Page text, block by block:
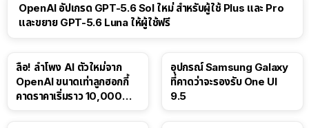
OpenAI อัปเกรด GPT-5.6 Sol ใหม่ สำหรับผู้ใช้ Plus และ Pro
และขยาย GPT-5.6 Luna ให้ผู้ใช้ฟรี
ลือ! ลำโพง AI ตัวใหม่จาก
OpenAI ขนาดเท่าลูกฮอกกี้
คาดราคาเริ่มราว 10,000
อุปกรณ์ Samsung Galaxy
ที่คาดว่าจะรองรับ One UI
9.5